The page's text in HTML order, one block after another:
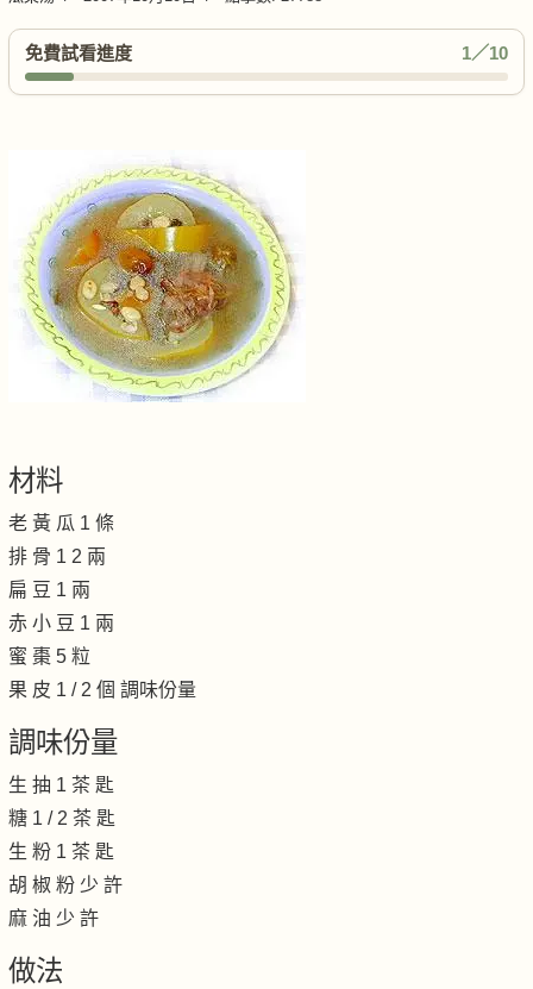
免費試看進度 1／10
材料
老 黃 瓜 1 條
排 骨 1 2 兩
扁 豆 1 兩
赤 小 豆 1 兩
蜜 棗 5 粒
果 皮 1 / 2 個 調味份量
調味份量
生 抽 1 茶 匙
糖 1 / 2 茶 匙
生 粉 1 茶 匙
胡 椒 粉 少 許
麻 油 少 許
做法